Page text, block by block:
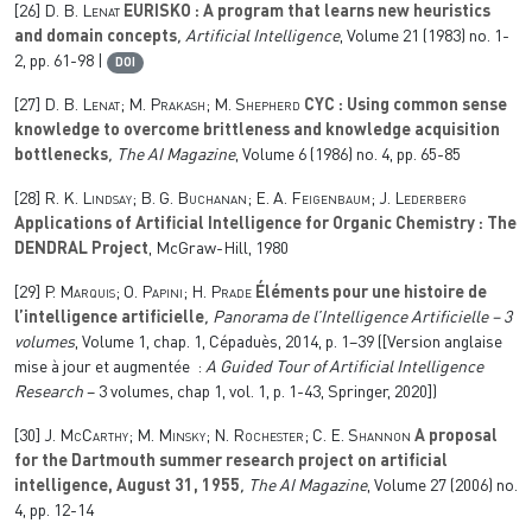
[26] D. B. Lenat EURISKO : A program that learns new heuristics
and domain concepts, Artificial Intelligence, Volume 21 (1983) no. 1-
2, pp. 61-98 |
DOI
[27] D. B. Lenat; M. Prakash; M. Shepherd CYC : Using common sense
knowledge to overcome brittleness and knowledge acquisition
bottlenecks, The AI Magazine, Volume 6 (1986) no. 4, pp. 65-85
[28]
R. K. Lindsay; B. G. Buchanan; E. A. Feigenbaum; J. Lederberg
Applications of Artificial Intelligence for Organic Chemistry : The
DENDRAL Project, McGraw-Hill, 1980
[29] P. Marquis; O. Papini; H. Prade Éléments pour une histoire de
l’intelligence artificielle, Panorama de l’Intelligence Artificielle – 3
volumes, Volume 1, chap. 1 , Cépaduès, 2014, p. 1–39 ([Version anglaise
mise à jour et augmentée : A Guided Tour of Artificial Intelligence
Research – 3 volumes, chap 1, vol. 1, p. 1-43, Springer, 2020])
[30] J. McCarthy; M. Minsky; N. Rochester; C. E. Shannon A proposal
for the Dartmouth summer research project on artificial
intelligence, August 31, 1955, The AI Magazine, Volume 27 (2006) no.
4, pp. 12-14